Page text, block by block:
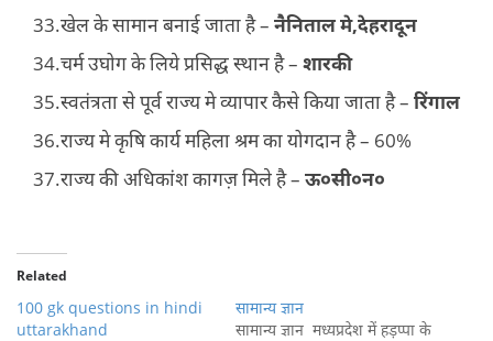
खेल के सामान बनाई जाता है – नैनिताल मे,देहरादून
चर्म उघोग के लिये प्रसिद्ध स्थान है – शारकी
स्वतंत्रता से पूर्व राज्य मे व्यापार कैसे किया जाता है – रिंगाल
राज्य मे कृषि कार्य महिला श्रम का योगदान है – 60%
राज्य की अधिकांश कागज़ मिले है – ऊ०सी०न०
Related
100 gk questions in hindi
uttarakhand
सामान्य ज्ञान
सामान्य ज्ञान मध्यप्रदेश में हड़प्पा के